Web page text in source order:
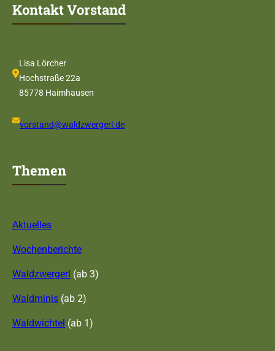
Kontakt Vorstand
Lisa Lörcher
Hochstraße 22a
85778 Haimhausen
vorstand@waldzwergerl.de
Themen
Aktuelles
Wochenberichte
Waldzwergerl (ab 3)
Waldminis (ab 2)
Waldwichtel (ab 1)